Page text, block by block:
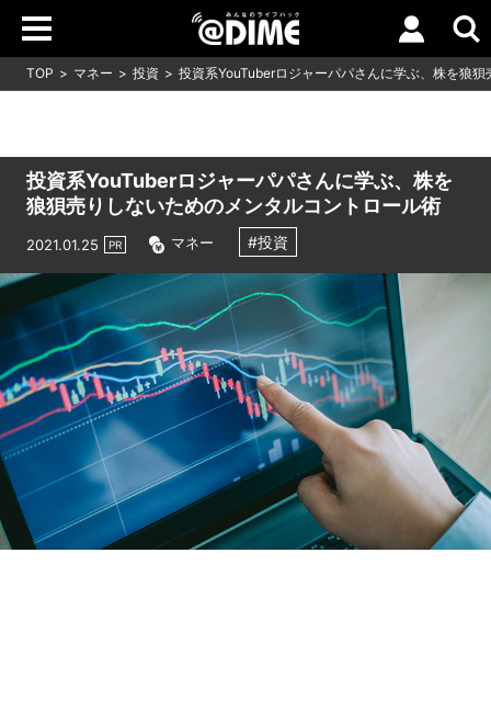
TOP マネー 投資 投資系YouTuberロジャーパパさんに学ぶ、株を狼
投資系YouTuberロジャーパパさんに学ぶ、株を
狼狽売りしないためのメンタルコントロール術
2021.01.25 PR マネー #投資